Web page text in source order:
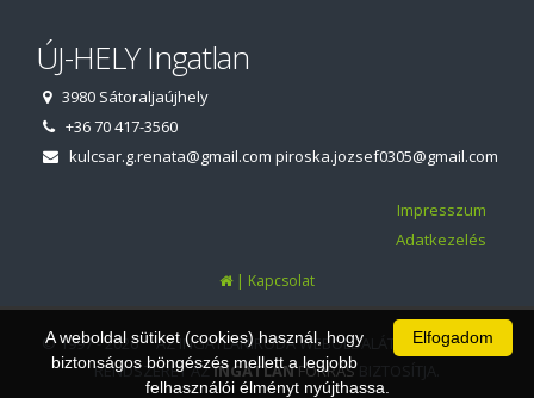
ÚJ-HELY Ingatlan
3980 Sátoraljaújhely
+36 70 417-3560
kulcsar.g.renata@gmail.com piroska.jozsef0305@gmail.com
Impresszum
Adatkezelés
| Kapcsolat
© 1997 - 2026 AZ INGATLANIRODA WEBOLDALÁT ÉS ÜGYVITELI
RENDSZERÉT AZINGATLANFORRÁSBIZTOSÍTJA.
Elfogadom
A weboldal sütiket (cookies) használ, hogy
biztonságos böngészés mellett a legjobb
felhasználói élményt nyújthassa.